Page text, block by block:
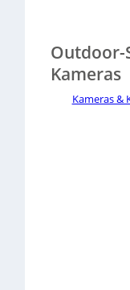
Outdoor-
Kameras
Kameras &